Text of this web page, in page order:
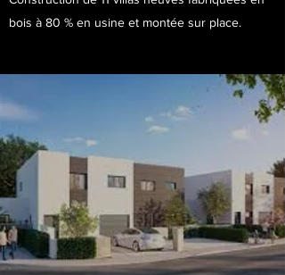
bois à 80 % en usine et montée sur place.